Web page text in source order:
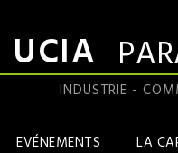
UCIA
INDUSTRIE -
EVÉNEMENTS LA